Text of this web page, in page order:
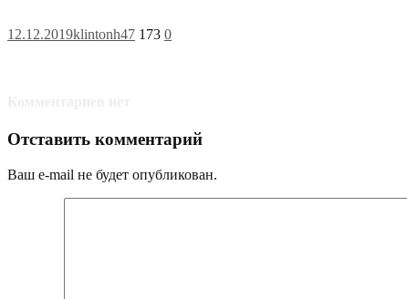
12.12.2019klintonh47 173 0
Отставить комментарий
Ваш e-mail не будет опубликован.